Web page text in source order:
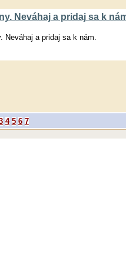
Neváhaj a pridaj sa k
Neváhaj a pridaj sa k nám.
4 5 6 7